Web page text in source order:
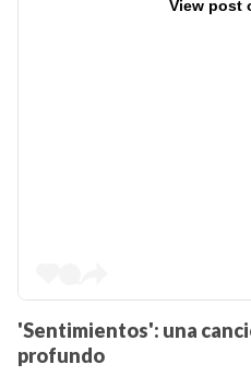
View post
'Sentimientos': una
profundo